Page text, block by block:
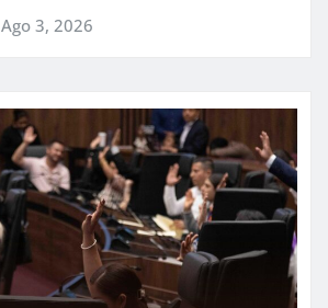
Ago 3, 2026